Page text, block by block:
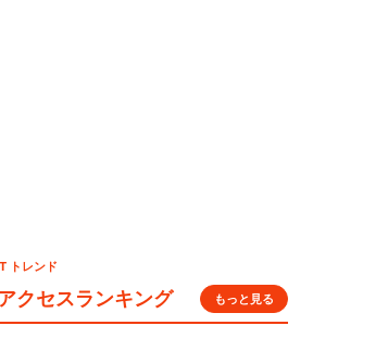
トレンド
クセスランキング もっと見る